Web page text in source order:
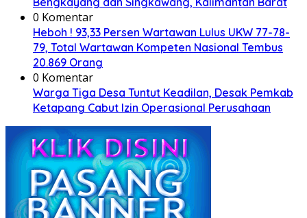
0 Komentar
Heboh ! 93,33 Persen Wartawan Lulus UKW 77-78-
79, Total Wartawan Kompeten Nasional Tembus
20.869 Orang
0 Komentar
Warga Tiga Desa Tuntut Keadilan, Desak Pemkab
Ketapang Cabut Izin Operasional Perusahaan